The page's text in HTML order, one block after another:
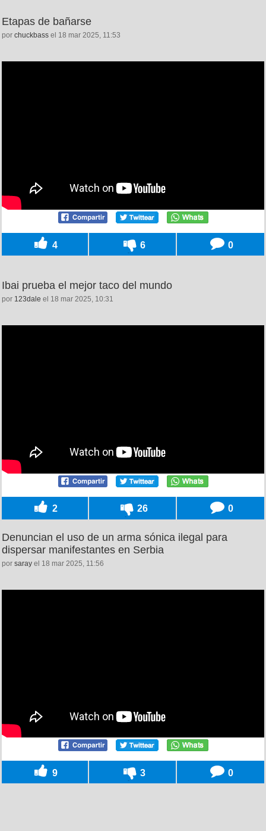
Etapas de bañarse
por chuckbass el 18 mar 2025, 11:53
4 6 0
Ibai prueba el mejor taco del mundo
por 123dale el 18 mar 2025, 10:31
2 26 0
Denuncian el uso de un arma sónica ilegal para
dispersar manifestantes en Serbia
por saray el 18 mar 2025, 11:56
9 3 0